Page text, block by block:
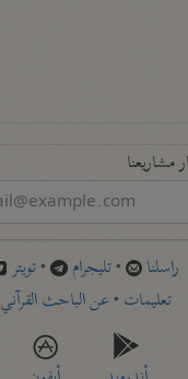
راسلنا •تليجرام •تويتر
تعليمات •عن الباحث القرآني